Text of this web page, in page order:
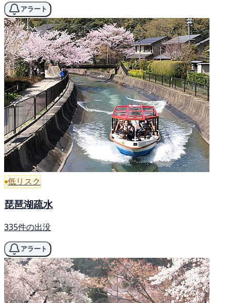
アラート
低リスク
琵琶湖疏水
335件の出没
アラート